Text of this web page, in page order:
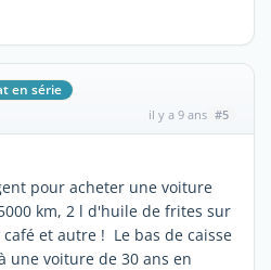
en série
il y a 9 ans #5
pour acheter une voiture
km, 2 l d'huile de frites sur
et autre ! Le bas de caisse
une voiture de 30 ans en